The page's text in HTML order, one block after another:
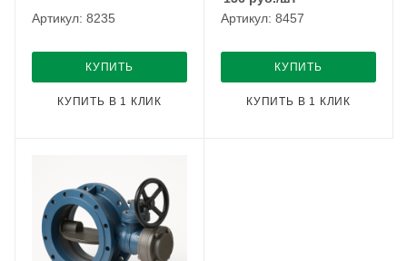
Артикул: 8235
КУПИТЬ
КУПИТЬ В 1 КЛИК
Артикул: 8457
КУПИТЬ
КУПИТЬ В 1 КЛИК